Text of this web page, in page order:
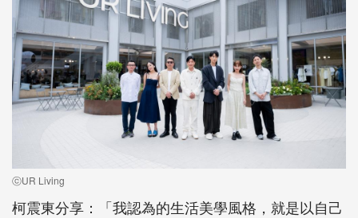
ⓒUR Living
柯震東分享：「我認為的生活美學風格，就是以自己